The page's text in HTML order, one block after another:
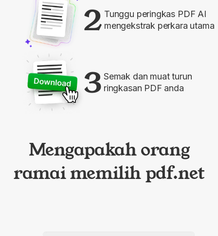
2 Tunggu peringkas PDF AI
mengekstrak perkara utama
3 Semak dan muat turun
ringkasan PDF anda
Mengapakah orang
ramai memilih pdf.net